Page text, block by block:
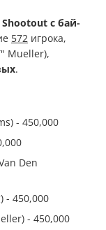
с бай-
572 игрока,
Mueller),
.
- 450,000
Den
- 450,000
- 450,000